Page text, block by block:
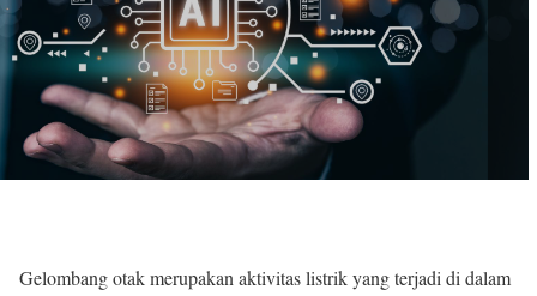
Gelombang otak merupakan aktivitas listrik yang terjadi di dalam